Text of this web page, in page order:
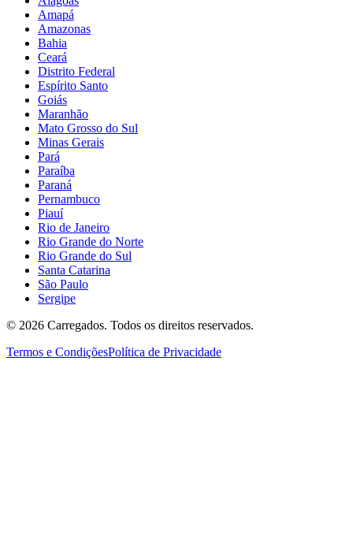
Amapá
Amazonas
Bahia
Ceará
Distrito Federal
Espírito Santo
Goiás
Maranhão
Mato Grosso do Sul
Minas Gerais
Pará
Paraíba
Paraná
Pernambuco
Piauí
Rio de Janeiro
Rio Grande do Norte
Rio Grande do Sul
Santa Catarina
São Paulo
Sergipe
© 2026 Carregados. Todos os direitos reservados.
Termos e CondiçõesPolítica de Privacidade